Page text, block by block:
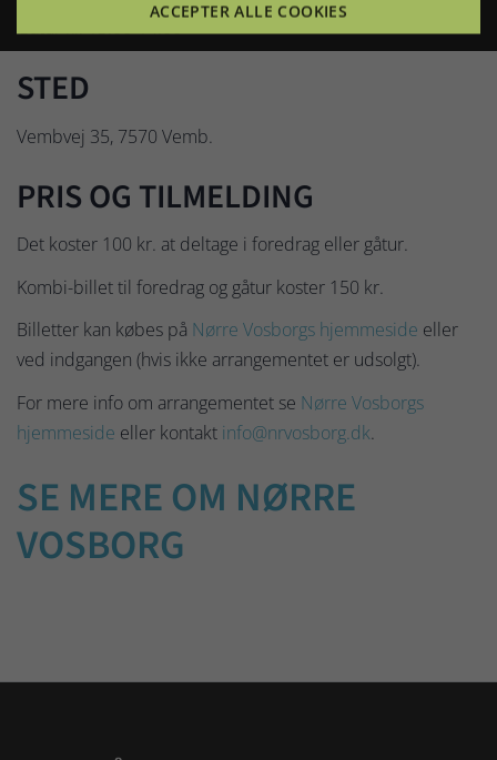
Gåtur kl. 13.00-14.00
STED
Vembvej 35, 7570 Vemb.
PRIS OG TILMELDING
Det koster 100 kr. at deltage i foredrag eller gåtur.
Kombi-billet til foredrag og gåtur koster 150 kr.
Billetter kan købes på Nørre Vosborgs hjemmeside eller
ved indgangen (hvis ikke arrangementet er udsolgt).
For mere info om arrangementet se Nørre Vosborgs
hjemmeside eller kontakt info@nrvosborg.dk.
SE MERE OM NØRRE
VOSBORG
ACCEPTER ALLE COOKIES